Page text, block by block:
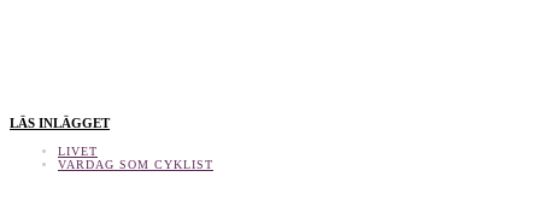
LÄS INLÄGGET
LIVET
VARDAG SOM CYKLIST